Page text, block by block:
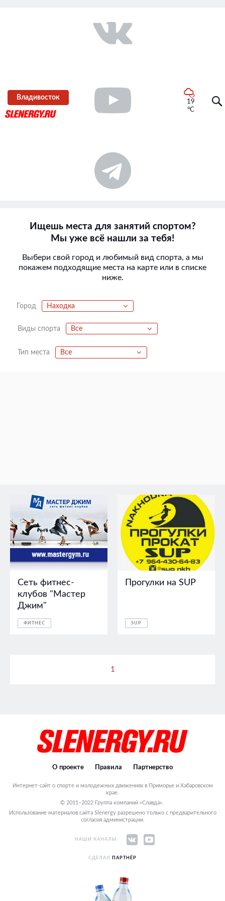
Владивосток
19
°C
Ищешь места для занятий спортом?
Мы уже всё нашли за тебя!
Выбери свой город и любимый вид спорта, а мы
покажем подходящие места на карте или в списке
ниже.
Город Находка
Виды спорта Все
Тип места Все
Сеть фитнес-
клубов "Мастер
Джим"
ФИТНЕС
Прогулки на SUP
SUP
1
О проекте Правила Партнерство
Интернет-сайт о спорте и молодежных движениях в Приморье и Хабаровском
крае.
© 2011–2022 Группа компаний «Славда».
Использование материалов сайта Slenergy разрешено только с предварительного
согласия администрации.
НАШИ КАНАЛЫ:
СДЕЛАЛ ПАРТНЁР